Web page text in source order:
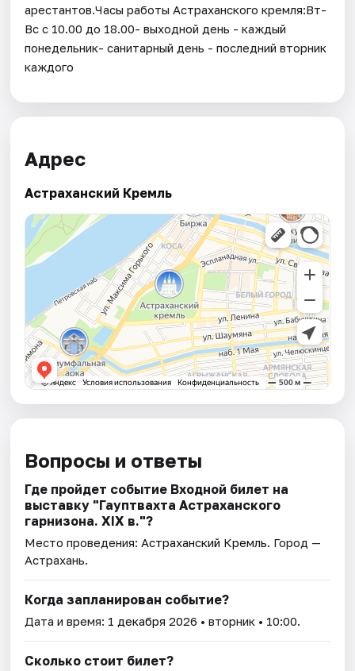
арестантов.Часы работы Астраханского кремля:Вт-
Вс с 10.00 до 18.00- выходной день - каждый
понедельник- санитарный день - последний вторник
каждого
Адрес
Астраханский Кремль
Вопросы и ответы
Где пройдет событие Входной билет на
выставку "Гауптвахта Астраханского
гарнизона. XIX в."?
Место проведения:Астраханский Кремль. Город —
Астрахань.
Когда запланирован событие?
Дата и время: 1 декабря 2026 • вторник • 10:00.
Сколько стоит билет?